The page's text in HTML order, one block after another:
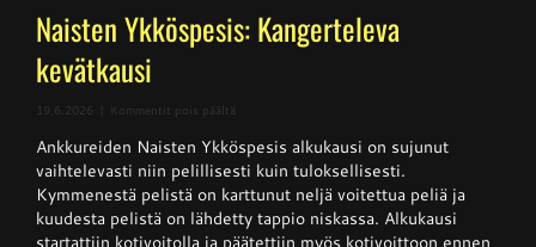
Naisten Ykköspesis: Kangerteleva
kevätkausi
19.6.2026 Kommentit pois päältä
Ykköspesis:
Kangerteleva
kevätkausi
Ankkureiden Naisten Ykköspesis alkukausi on sujunut
vaihtelevasti niin pelillisesti kuin tuloksellisesti.
Kymmenestä pelistä on karttunut neljä voitettua peliä ja
kuudesta pelistä on lähdetty tappio niskassa. Alkukausi
startattiin kotivoitolla ja päätettiin myös kotivoittoon ennen